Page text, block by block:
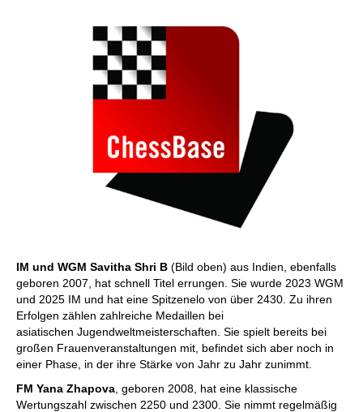
IM und WGM Savitha Shri B (Bild oben) aus Indien, ebenfalls
geboren 2007, hat schnell Titel errungen. Sie wurde 2023 WGM
und 2025 IM und hat eine Spitzenelo von über 2430. Zu ihren
Erfolgen zählen zahlreiche Medaillen bei
asiatischen Jugendweltmeisterschaften. Sie spielt bereits bei
großen Frauenveranstaltungen mit, befindet sich aber noch in
einer Phase, in der ihre Stärke von Jahr zu Jahr zunimmt.
FM Yana Zhapova , geboren 2008, hat eine klassische
Wertungszahl zwischen 2250 und 2300. Sie nimmt regelmäßig